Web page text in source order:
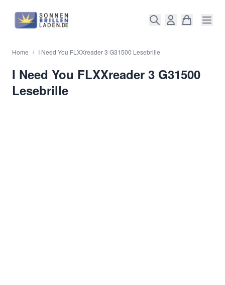
Home / I Need You FLXXreader 3 G31500 Lesebrille
I Need You FLXXreader 3 G31500
Lesebrille